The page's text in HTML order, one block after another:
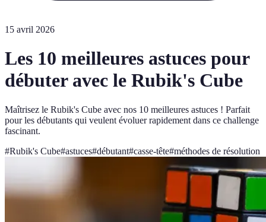
15 avril 2026
Les 10 meilleures astuces pour
débuter avec le Rubik's Cube
Maîtrisez le Rubik's Cube avec nos 10 meilleures astuces ! Parfait
pour les débutants qui veulent évoluer rapidement dans ce challenge
fascinant.
#Rubik's Cube#astuces#débutant#casse-tête#méthodes de résolution